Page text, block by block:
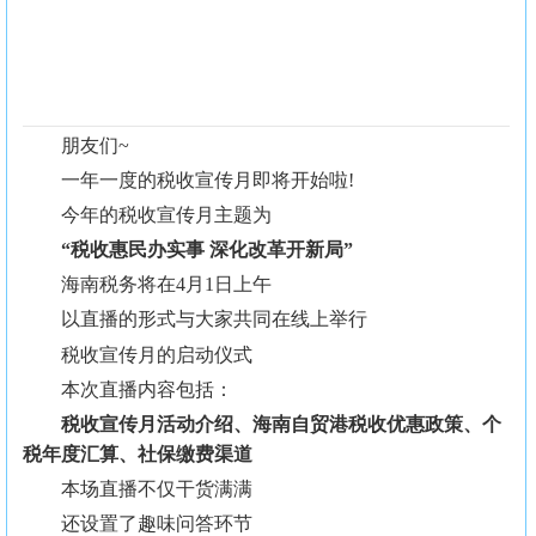
朋友们~
一年一度的税收宣传月即将开始啦!
今年的税收宣传月主题为
“税收惠民办实事 深化改革开新局”
海南税务将在4月1日上午
以直播的形式与大家共同在线上举行
税收宣传月的启动仪式
本次直播内容包括：
税收宣传月活动介绍、海南自贸港税收优惠政策、个
税年度汇算、社保缴费渠道
本场直播不仅干货满满
还设置了趣味问答环节